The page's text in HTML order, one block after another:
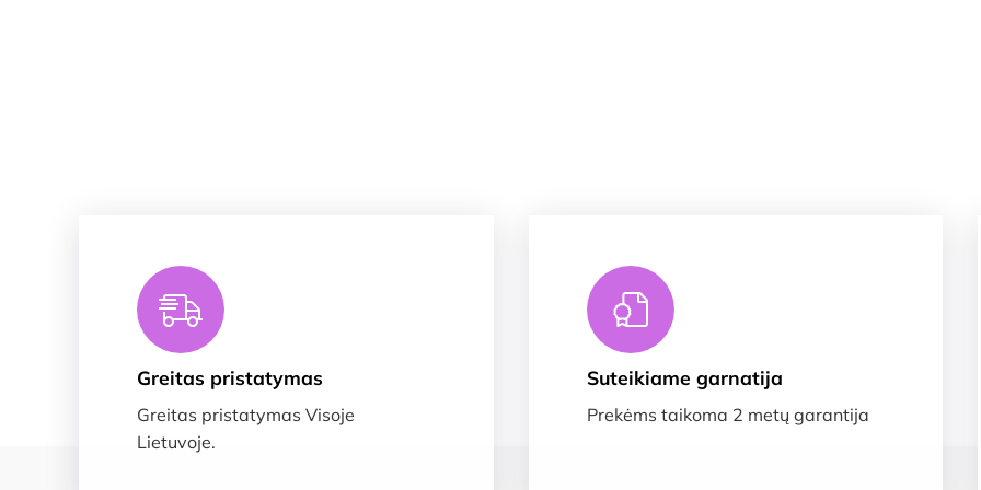
Greitas pristatymas
Greitas pristatymas Visoje
Lietuvoje.
Suteikiame garnatija
Prekėms taikoma 2 metų garantija